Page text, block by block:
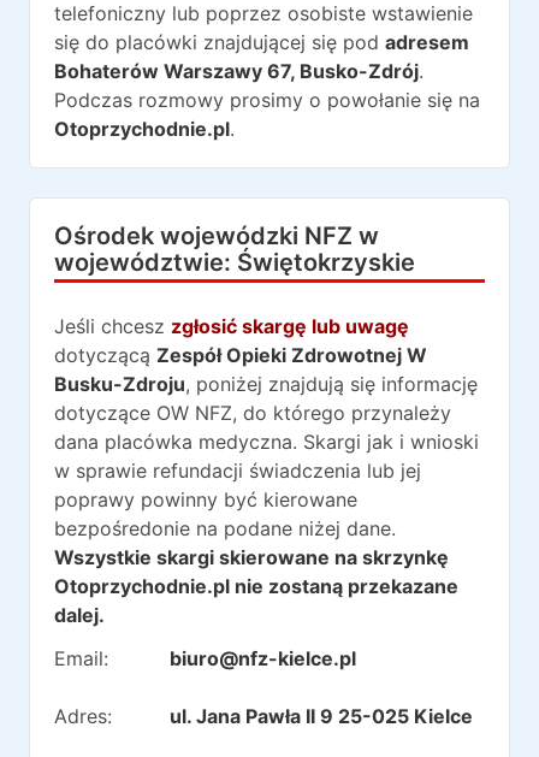
telefoniczny lub poprzez osobiste wstawienie
się do placówki znajdującej się pod adresem
Bohaterów Warszawy 67, Busko-Zdrój.
Podczas rozmowy prosimy o powołanie się na
Otoprzychodnie.pl.
Ośrodek wojewódzki NFZ w
województwie: Świętokrzyskie
Jeśli chcesz zgłosić skargę lub uwagę
dotyczącą Zespół Opieki Zdrowotnej W
Busku-Zdroju, poniżej znajdują się informację
dotyczące OW NFZ, do którego przynależy
dana placówka medyczna. Skargi jak i wnioski
w sprawie refundacji świadczenia lub jej
poprawy powinny być kierowane
bezpośredonie na podane niżej dane.
Wszystkie skargi skierowane na skrzynkę
Otoprzychodnie.pl nie zostaną przekazane
dalej.
Email:
biuro@nfz-kielce.pl
Adres: ul. Jana Pawła II 9 25-025 Kielce